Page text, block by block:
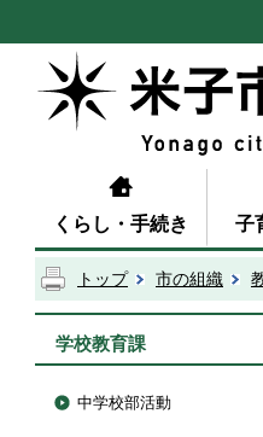
くらし・手続き 子
トップ 市の組織
学校教育課
中学校部活動